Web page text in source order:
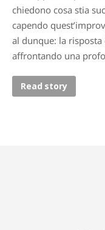
chiedono cosa stia
capendo
al dunque: la
affrontando una
Read story